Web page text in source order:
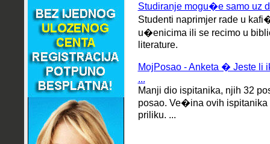
Studiranje mogu�e samo uz
Studenti naprimjer rade u
u�enicima ili se recimo u
literature.
MojPosao - Anketa � Jeste li
...
Manji dio ispitanika, njih 32
posao. Ve�ina ovih ispitanika
priliku. ...